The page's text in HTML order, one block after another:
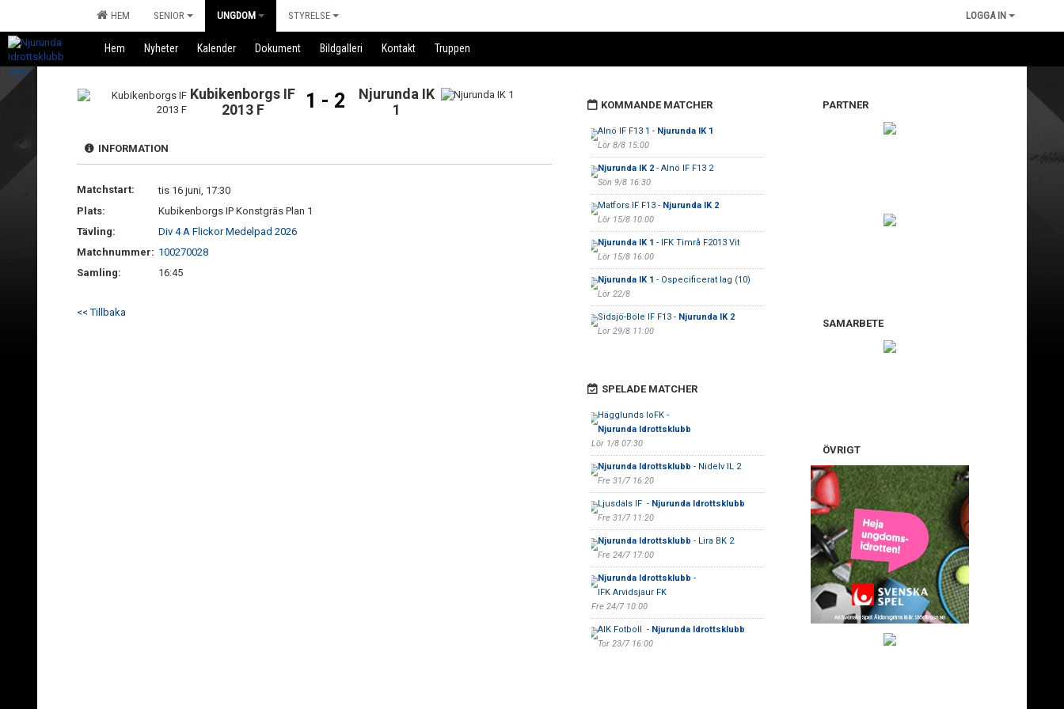
HEM SENIOR UNGDOM STYRELSE LOGGA IN
Hem Nyheter Kalender Dokument Bildgalleri Kontakt Truppen
Kubikenborgs IF
2013 F
1 - 2
Njurunda IK
1
INFORMATION
Matchstart:
tis 16 juni, 17:30
Plats:
Kubikenborgs IP Konstgräs Plan 1
Tävling:
Div 4 A Flickor Medelpad 2026
Matchnummer: 100270028
Samling:
16:45
<< Tillbaka
KOMMANDE MATCHER
Alnö IF F13 1 - Njurunda IK 1
Lör 8/8 15:00
Njurunda IK 2- Alnö IF F13 2
Sön 9/8 16:30
Matfors IF F13 - Njurunda IK 2
Lör 15/8 10:00
Njurunda IK 1 - IFK Timrå F2013 Vit
Lör 15/8 16:00
Njurunda IK 1 - Ospecificerat lag (10)
Lör 22/8
Sidsjö-Böle IF F13 - Njurunda IK 2
Lör 29/8 11:00
SPELADE MATCHER
Hägglunds IoFK -
Njurunda Idrottsklubb
Lör 1/8 07:30
Njurunda Idrottsklubb - Nidelv IL 2
Fre 31/7 16:20
Ljusdals IF - Njurunda Idrottsklubb
Fre 31/7 11:20
Njurunda Idrottsklubb - Lira BK 2
Fre 24/7 17:00
Njurunda Idrottsklubb -
IFK Arvidsjaur FK
Fre 24/7 10:00
AIK Fotboll - Njurunda Idrottsklubb
Tor 23/7 16:00
PARTNER
SAMARBETE
ÖVRIGT